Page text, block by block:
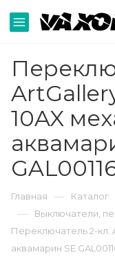
10AX
Главная — Каталог
— Выключатели,
Переключатель 2-кл.
аквамарин SE